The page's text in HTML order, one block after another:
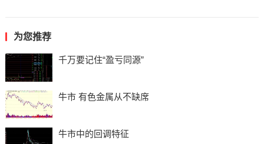
为您推荐
千万要记住“盈亏同源”
牛市 有色金属从不缺席
牛市中的回调特征